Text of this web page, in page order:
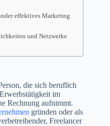
effektives Marketing
und Netzwerke
die sich beruflich
im
Rechnung aufnimmt.
gründen oder als
Freelancer